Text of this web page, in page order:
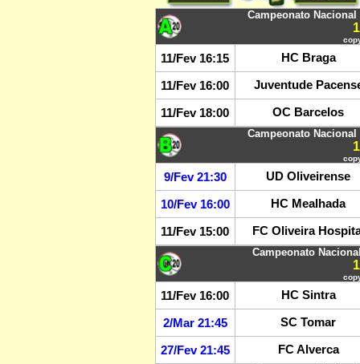
Campeonato
11/Fev 16:15 HC Braga
11/Fev 16:00 Juventude
11/Fev 18:00 OC Barcelos
Campeonato
9/Fev 21:30 UD Oliveirense
10/Fev 16:00 HC Mealhada
11/Fev 15:00 FC Oliveira
Campeonato
11/Fev 16:00 HC Sintra
2/Mar 21:45 SC Tomar
27/Fev 21:45 FC Alverca